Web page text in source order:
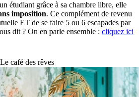
étudiant grâce à sa chambre libre, elle
imposition. Ce complément de revenu
ET de se faire 5 ou 6 escapades par
dit ? On en parle ensemble : cliquez ici
Le café des rêves